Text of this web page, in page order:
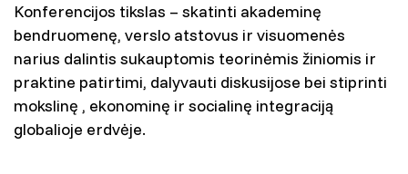
Konferencijos tikslas – skatinti akademinę
bendruomenę, verslo atstovus ir visuomenės
narius dalintis sukauptomis teorinėmis žiniomis ir
praktine patirtimi, dalyvauti diskusijose bei stiprinti
mokslinę , ekonominę ir socialinę integraciją
globalioje erdvėje.